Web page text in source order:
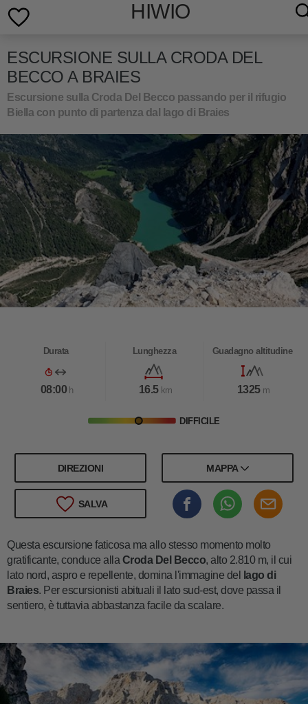
HIWIO
ESCURSIONE SULLA CRODA DEL
BECCO A BRAIES
Escursione sulla Croda Del Becco passando per il rifugio
Biella con punto di partenza dal lago di Braies
Durata
08:00 h
Lunghezza
16.5 km
Guadagno altitudine
1325 m
DIFFICILE
DIREZIONI MAPPA
SALVA
Questa escursione faticosa ma allo stesso momento molto
gratificante, conduce alla Croda Del Becco, alto 2.810 m, il cui
lato nord, aspro e repellente, domina l'immagine del
lago di
Braies. Per escursionisti abituali il lato sud-est, dove passa il
sentiero, è tuttavia abbastanza facile da scalare.